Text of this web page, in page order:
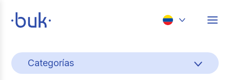
Categorías